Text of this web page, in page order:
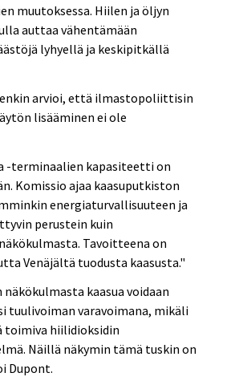
muutoksessa. Hiilen ja öljyn
auttaa vähentämään
lyhyellä ja keskipitkällä
arvioi, että ilmastopoliittisin
lisääminen ei ole
-terminaalien kapasiteetti on
Komissio ajaa kaasuputkiston
energiaturvallisuuteen ja
perustein kuin
Tavoitteena on
Venäjältä tuodusta kaasusta."
kaasua voidaan
tuulivoiman varavoimana, mikäli
toimiva hiilidioksidin
Näillä näkymin tämä tuskin on
Dupont.